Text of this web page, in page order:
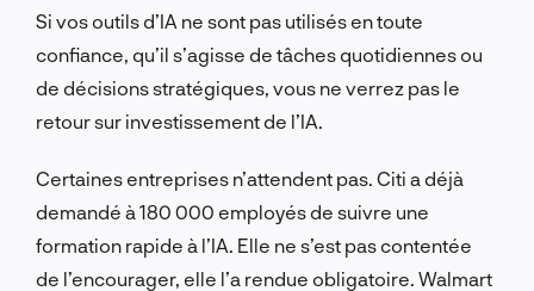
Si vos outils d’IA ne sont pas utilisés en toute
confiance, qu’il s’agisse de tâches quotidiennes ou
de décisions stratégiques, vous ne verrez pas le
retour sur investissement de l’IA.
Certaines entreprises n’attendent pas. Citi a déjà
demandé à 180 000 employés de suivre une
formation rapide à l’IA. Elle ne s’est pas contentée
de l’encourager, elle l’a rendue obligatoire. Walmart